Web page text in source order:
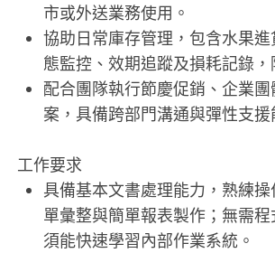
市或外送業務使用。
協助日常庫存管理，包含水果
態監控、效期追蹤及損耗記錄，
配合團隊執行節慶促銷、企業
案，具備跨部門溝通與彈性支援
工作要求
具備基本文書處理能力，熟練
單彙整與簡單報表製作；無需
須能快速學習內部作業系統。